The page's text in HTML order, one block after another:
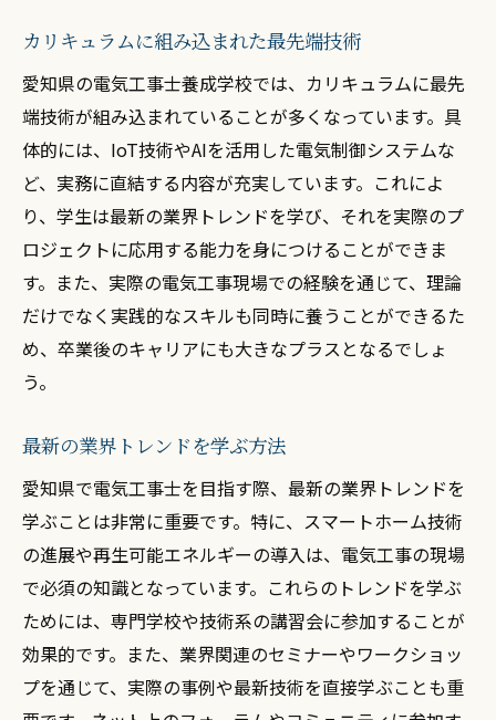
カリキュラムに組み込まれた最先端技術
愛知県の電気工事士養成学校では、カリキュラムに最先
端技術が組み込まれていることが多くなっています。具
体的には、IoT技術やAIを活用した電気制御システムな
ど、実務に直結する内容が充実しています。これによ
り、学生は最新の業界トレンドを学び、それを実際のプ
ロジェクトに応用する能力を身につけることができま
す。また、実際の電気工事現場での経験を通じて、理論
だけでなく実践的なスキルも同時に養うことができるた
め、卒業後のキャリアにも大きなプラスとなるでしょ
う。
最新の業界トレンドを学ぶ方法
愛知県で電気工事士を目指す際、最新の業界トレンドを
学ぶことは非常に重要です。特に、スマートホーム技術
の進展や再生可能エネルギーの導入は、電気工事の現場
で必須の知識となっています。これらのトレンドを学ぶ
ためには、専門学校や技術系の講習会に参加することが
効果的です。また、業界関連のセミナーやワークショッ
プを通じて、実際の事例や最新技術を直接学ぶことも重